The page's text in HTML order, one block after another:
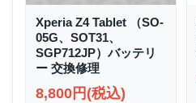
Xperia Z4 Tablet （SO-
05G、SOT31、
SGP712JP）バッテリ
ー 交換修理
8,800円(税込)